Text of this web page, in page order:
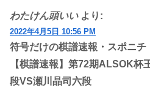
わたけん頭いい より:
2022年4月5日 10:56 PM
符号だけの棋譜速報・スポニチ
【棋譜速報】第72期ALSOK
段VS瀬川晶司六段